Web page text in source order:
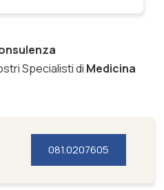
Specialisti di Medicina
081.0207605